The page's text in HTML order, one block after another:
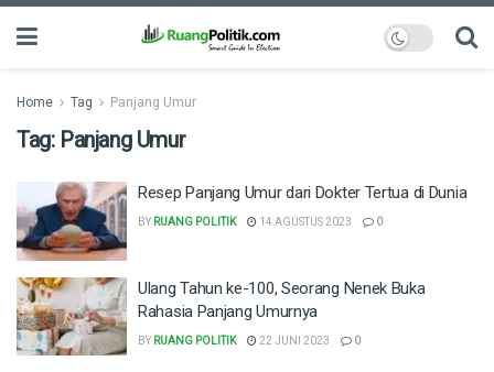
Home Tag Panjang Umur
Tag: Panjang Umur
Resep Panjang Umur dari Dokter Tertua di Dunia
BY RUANG POLITIK 14 AGUSTUS 2023 0
Ulang Tahun ke-100, Seorang Nenek Buka
Rahasia Panjang Umurnya
BY RUANG POLITIK 22 JUNI 2023 0